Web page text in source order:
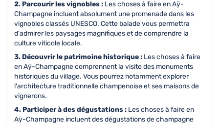
2. Parcourir les vignobles : Les choses à faire en Aÿ-
Champagne incluent absolument une promenade dans les
vignobles classés UNESCO. Cette balade vous permettra
d'admirer les paysages magnifiques et de comprendre la
culture viticole locale.
3. Découvrir le patrimoine historique : Les choses à faire
en Aÿ-Champagne comprennent la visite des monuments
historiques du village. Vous pourrez notamment explorer
l'architecture traditionnelle champenoise et ses maisons de
vignerons.
4. Participer à des dégustations : Les choses à faire en
Aÿ-Champagne incluent des dégustations de champagne